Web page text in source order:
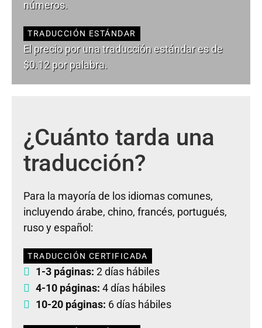
números.
TRADUCCIÓN ESTÁNDAR
El precio por una traducción estándar es de
$0.12 por palabra.
¿Cuánto tarda una
traducción?
Para la mayoría de los idiomas comunes,
incluyendo árabe, chino, francés, portugués,
ruso y español:
TRADUCCIÓN CERTIFICADA
1-3 páginas: 2 días hábiles
4-10 páginas: 4 días hábiles
10-20 páginas: 6 días hábiles